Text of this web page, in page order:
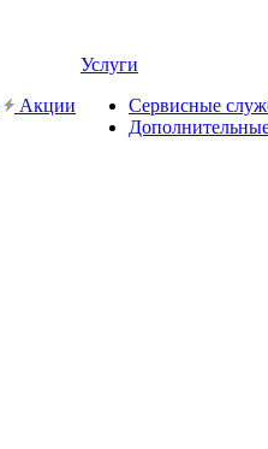
Акции
Услуги
Сервисные